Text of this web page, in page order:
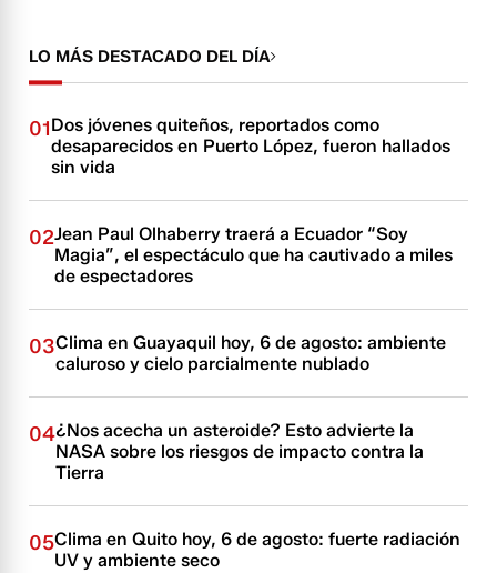
LO MÁS DESTACADO DEL DÍA
01Dos jóvenes quiteños, reportados como
desaparecidos en Puerto López, fueron hallados
sin vida
02Jean Paul Olhaberry traerá a Ecuador “Soy
Magia”, el espectáculo que ha cautivado a miles
de espectadores
03Clima en Guayaquil hoy, 6 de agosto: ambiente
caluroso y cielo parcialmente nublado
04¿Nos acecha un asteroide? Esto advierte la
NASA sobre los riesgos de impacto contra la
Tierra
05Clima en Quito hoy, 6 de agosto: fuerte radiación
UV y ambiente seco